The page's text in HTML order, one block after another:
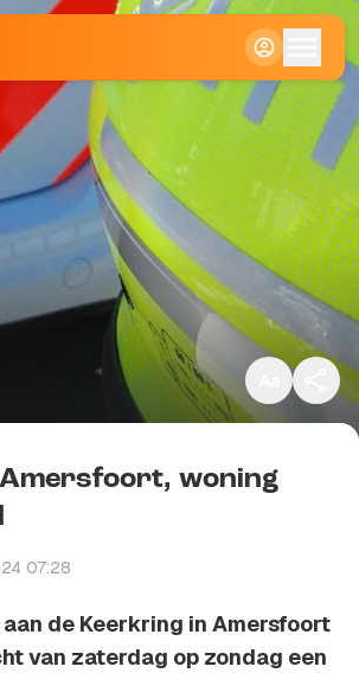
Klein
Standaard
Groot
Kopieer link
Amersfoort, woning
07:28
de Keerkring in Amersfoort
van zaterdag op zondag een